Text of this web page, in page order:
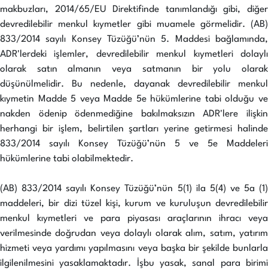
makbuzları, 2014/65/EU Direktifinde tanımlandığı gibi, diğer
devredilebilir menkul kıymetler gibi muamele görmelidir. (AB)
833/2014 sayılı Konsey Tüzüğü’nün 5. Maddesi bağlamında,
ADR'lerdeki işlemler, devredilebilir menkul kıymetleri dolaylı
olarak satın almanın veya satmanın bir yolu olarak
düşünülmelidir. Bu nedenle, dayanak devredilebilir menkul
kıymetin Madde 5 veya Madde 5e hükümlerine tabi olduğu ve
nakden ödenip ödenmediğine bakılmaksızın ADR'lere ilişkin
herhangi bir işlem, belirtilen şartları yerine getirmesi halinde
833/2014 sayılı Konsey Tüzüğü’nün 5 ve 5e Maddeleri
hükümlerine tabi olabilmektedir.
(AB) 833/2014 sayılı Konsey Tüzüğü’nün 5(1) ila 5(4) ve 5a (1)
maddeleri, bir dizi tüzel kişi, kurum ve kuruluşun devredilebilir
menkul kıymetleri ve para piyasası araçlarının ihracı veya
verilmesinde doğrudan veya dolaylı olarak alım, satım, yatırım
hizmeti veya yardımı yapılmasını veya başka bir şekilde bunlarla
ilgilenilmesini yasaklamaktadır. İşbu yasak, sanal para birimi